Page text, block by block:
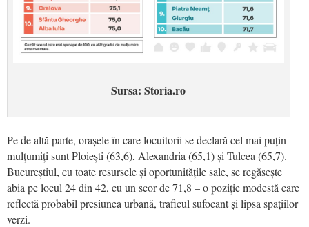
Sursa: Storia.ro
Pe de altă parte, orașele în care locuitorii se declară cel mai puțin
mulțumiți sunt Ploiești (63,6), Alexandria (65,1) și Tulcea (65,7).
Bucureștiul, cu toate resursele și oportunitățile sale, se regăsește
abia pe locul 24 din 42, cu un scor de 71,8 – o poziție modestă care
reflectă probabil presiunea urbană, traficul sufocant și lipsa spațiilor
verzi.